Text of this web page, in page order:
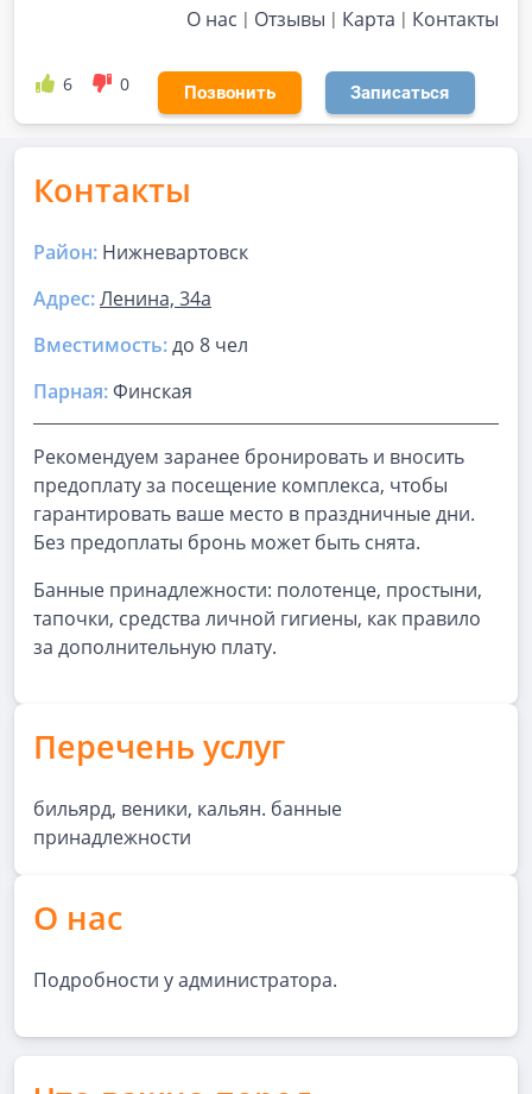
О нас Отзывы Карта Контакты
6 0 Позвонить Записаться
Контакты
Район: Нижневартовск
Адрес:Ленина, 34а
Вместимость:до 8 чел
Парная:Финская
Рекомендуем заранее бронировать и вносить
предоплату за посещение комплекса, чтобы
гарантировать ваше место в праздничные дни.
Без предоплаты бронь может быть снята.
Банные принадлежности: полотенце, простыни,
тапочки, средства личной гигиены, как правило
за дополнительную плату.
Перечень услуг
бильярд, веники, кальян. банные
принадлежности
О нас
Подробности у администратора.